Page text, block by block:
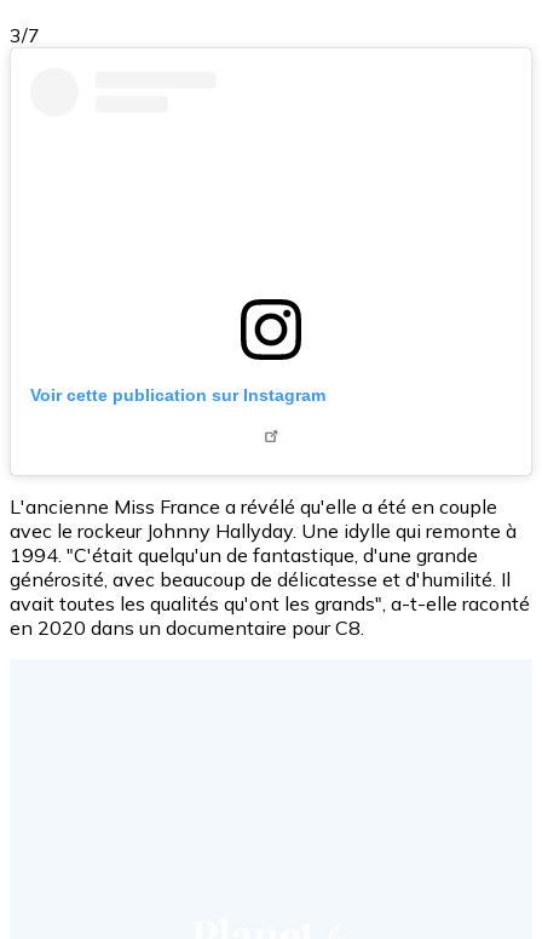
3/7
Voir cette publication sur Instagram
L'ancienne Miss France a révélé qu'elle a été en couple
avec le rockeur Johnny Hallyday. Une idylle qui remonte à
1994. "C'était quelqu'un de fantastique, d'une grande
générosité, avec beaucoup de délicatesse et d'humilité. Il
avait toutes les qualités qu'ont les grands", a-t-elle raconté
en 2020 dans un documentaire pour C8.